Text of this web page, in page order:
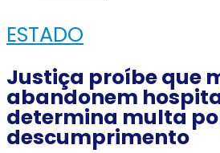
ESTADO
Justiça proíbe que
abandonem
determina multa
descumprimento